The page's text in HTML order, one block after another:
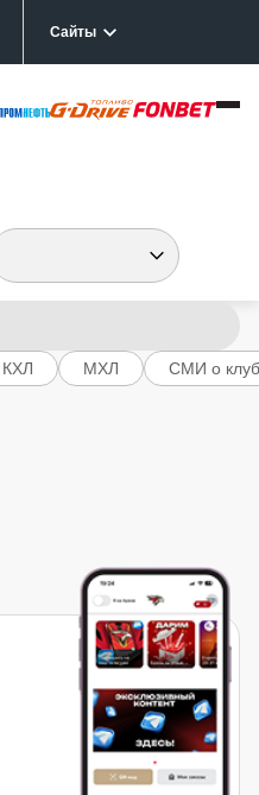
Сайты
КХЛ МХЛ СМИ о